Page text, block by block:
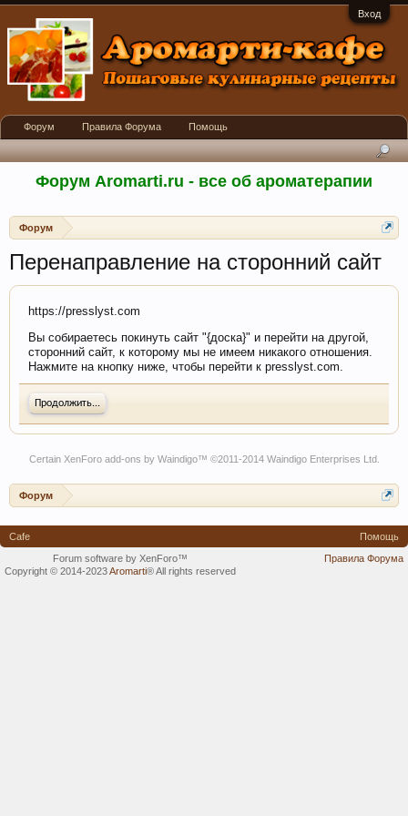
Вход
Форум Aromarti.ru - все об ароматерапии
Форум
Перенаправление на сторонний сайт
https://presslyst.com
Вы собираетесь покинуть сайт "{доска}" и перейти на другой,
сторонний сайт, к которому мы не имеем никакого отношения.
Нажмите на кнопку ниже, чтобы перейти к presslyst.com.
Продолжить...
Certain XenForo add-ons by Waindigo™ ©2011-2014 Waindigo Enterprises Ltd.
Форум
Форум Правила Форума Помощь
Cafe
Помощь
Правила Форума
Forum software by XenForo™
Copyright © 2014-2023Aromarti®All rights reserved